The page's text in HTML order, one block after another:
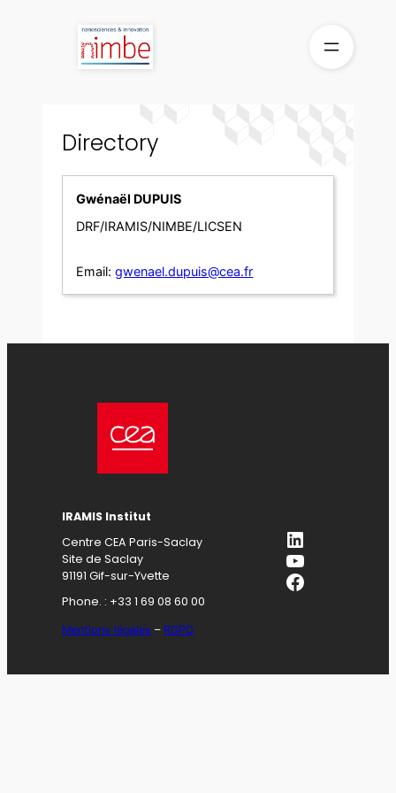
Directory
Gwénaël DUPUIS
DRF/IRAMIS/NIMBE/LICSEN
Email: gwenael.dupuis@cea.fr
IRAMIS Institut
Centre CEA Paris-Saclay
Site de Saclay
91191 Gif-sur-Yvette
Phone. : +33 1 69 08 60 00
Mentions légales – RGPD
LinkedIn
YouTube
Facebook